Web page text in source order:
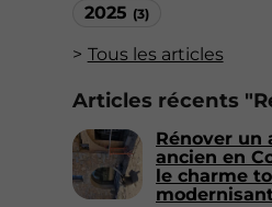
2025 (3)
Tous les articles
Articles récents
Rénover un
ancien en
le charme